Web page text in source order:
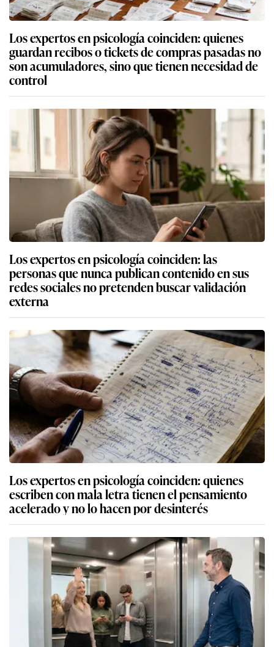
Los expertos en psicología coinciden: quienes
guardan recibos o tickets de compras pasadas no
son acumuladores, sino que tienen necesidad de
control
Los expertos en psicología coinciden: las
personas que nunca publican contenido en sus
redes sociales no pretenden buscar validación
externa
Los expertos en psicología coinciden: quienes
escriben con mala letra tienen el pensamiento
acelerado y no lo hacen por desinterés